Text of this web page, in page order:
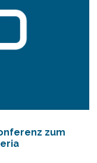
zum